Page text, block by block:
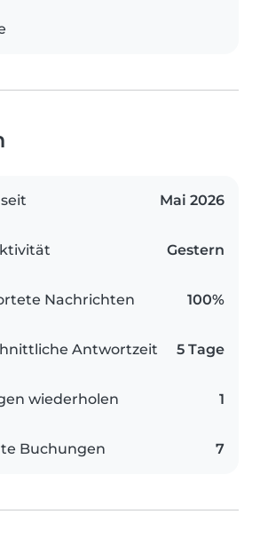
Mai 2026
Gestern
Nachrichten 100%
Antwortzeit 5 Tage
wiederholen 1
Buchungen 7